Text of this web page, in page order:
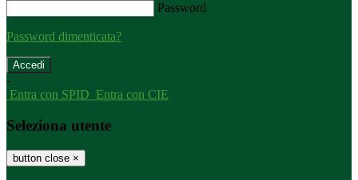
Password
Password dimenticata?
-
Entra con SPID Entra con CIE
Seleziona utente
button close ×